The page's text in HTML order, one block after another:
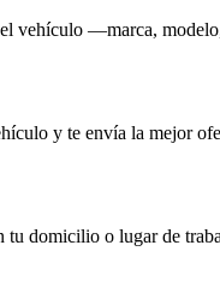
vehículo —marca,
y te envía la mejor
tu domicilio o lugar de